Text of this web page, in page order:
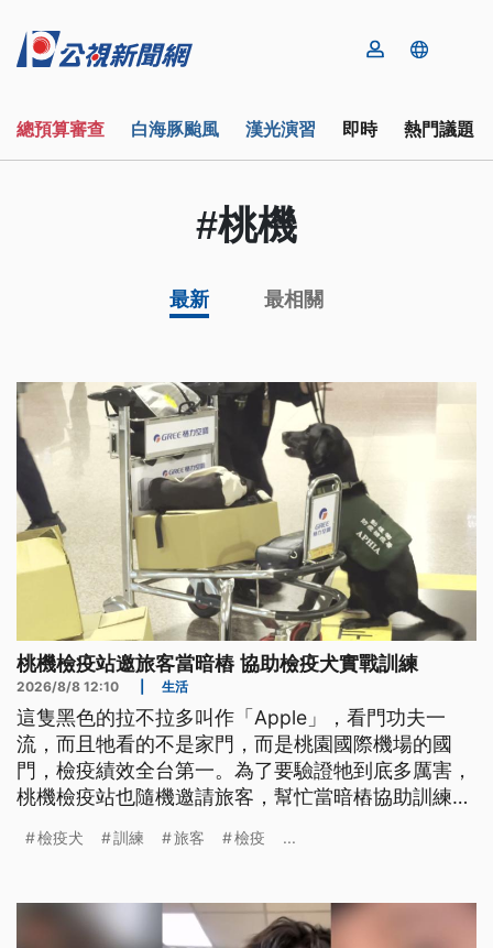
總預算審查 白海豚颱風 漢光演習 即時 熱門議題
#桃機
最新 最相關
桃機檢疫站邀旅客當暗樁 協助檢疫犬實戰訓練
2026/8/8 12:10 生活
這隻黑色的拉不拉多叫作「Apple」，看門功夫一
流，而且牠看的不是家門，而是桃園國際機場的國
門，檢疫績效全台第一。為了要驗證牠到底多厲害，
桃機檢疫站也隨機邀請旅客，幫忙當暗樁協助訓練，
檢疫犬 訓練 旅客 檢疫 ...